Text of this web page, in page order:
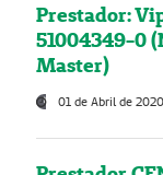
Prestador:
51004349-0
Master)
01 de Abril de 2020